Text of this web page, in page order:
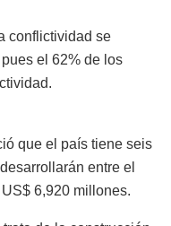
conflictividad se
el 62% de los
que el país tiene seis
entre el
6,920 millones.